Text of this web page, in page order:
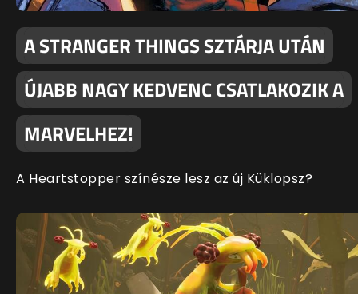
A STRANGER THINGS SZTÁRJA UTÁN
ÚJABB NAGY KEDVENC CSATLAKOZIK A
MARVELHEZ!
A Heartstopper színésze lesz az új Küklopsz?